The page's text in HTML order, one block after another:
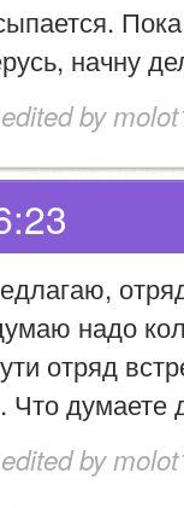
начну
by
надо
отряд
Что думаете
by